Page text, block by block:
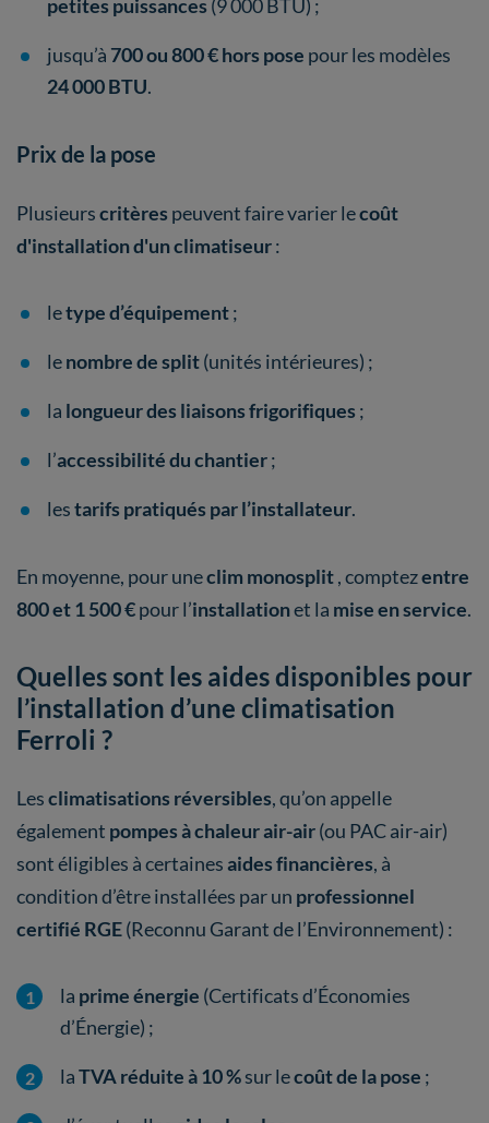
petites puissances (9 000 BTU) ;
jusqu’à 700 ou 800 € hors pose pour les modèles
24 000 BTU.
Prix de la pose
Plusieurscritères peuvent faire varier lecoût
d'installation d'un climatiseur:
letype d’équipement;
lenombre de split(unités intérieures) ;
la longueur des liaisons frigorifiques ;
l’accessibilité du chantier;
lestarifs pratiqués par l’installateur.
En moyenne, pour uneclim monosplit, comptezentre
800 et 1 500 €pour l’installationet la mise en service.
Quelles sont les aides disponibles pour
l’installation d’une climatisation
Ferroli ?
Lesclimatisations réversibles, qu’on appelle
également pompes à chaleur air-air(ou PAC air-air)
sont éligibles à certainesaides financières, à
condition d’être installées par un professionnel
certifié RGE(Reconnu Garant de l’Environnement) :
la prime énergie (Certificats d’Économies
d’Énergie) ;
laTVA réduite à 10 %sur lecoût de la pose ;